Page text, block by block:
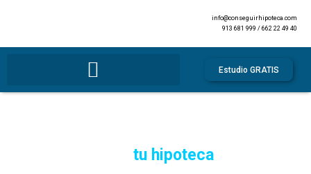
info@conseguirhipoteca.com
913 681 999 / 662 22 49 40
Estudio GRATIS
tu hipoteca